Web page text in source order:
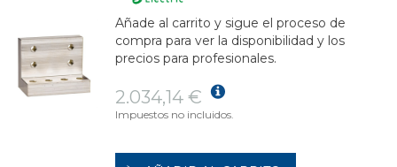
Añade al carrito y sigue el proceso de
compra para ver la disponibilidad y los
precios para profesionales.
2.034,14 €
Impuestos no incluidos.